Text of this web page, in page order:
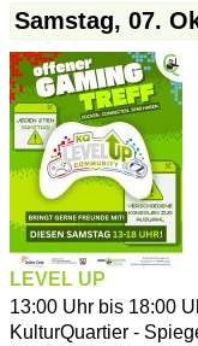
Samstag, 07.
LEVEL UP
13:00 Uhr bis 18:00
KulturQuartier -